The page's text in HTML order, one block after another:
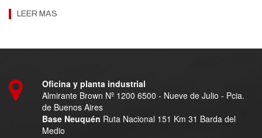
LEER MAS
Oficina y planta industrial
Almirante Brown Nº 1200 6500 - Nueve de Julio - Pcia.
de Buenos Aires
Base Neuquén Ruta Nacional 151 Km 31 Barda del
Medio